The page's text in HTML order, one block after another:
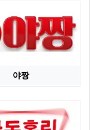
야짱